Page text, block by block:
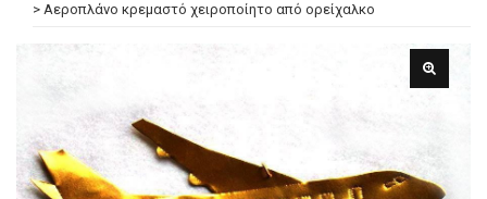
> Αεροπλάνο κρεμαστό χειροποίητο από ορείχαλκο